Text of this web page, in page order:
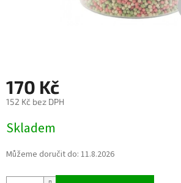
170 Kč
152 Kč bez DPH
cena:
Skladem
Můžeme doručit do: 11.8.2026